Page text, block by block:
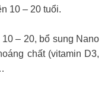
10 – 20 tuổi.
– 20, bổ sung Nano
chất (vitamin D3,